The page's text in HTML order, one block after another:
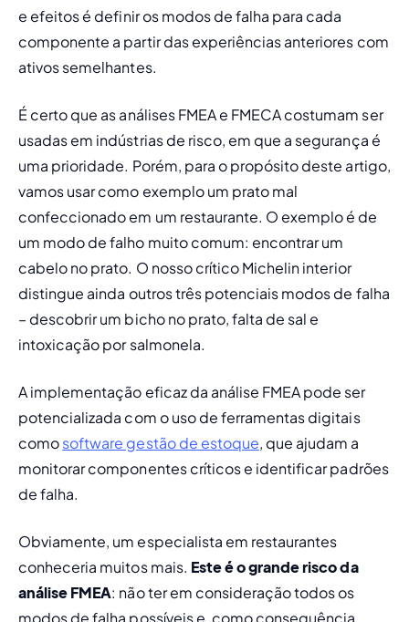
e efeitos é definir os modos de falha para cada
componente a partir das experiências anteriores com
ativos semelhantes.
É certo que as análises FMEA e FMECA costumam ser
usadas em indústrias de risco, em que a segurança é
uma prioridade. Porém, para o propósito deste artigo,
vamos usar como exemplo um prato mal
confeccionado em um restaurante. O exemplo é de
um modo de falho muito comum: encontrar um
cabelo no prato. O nosso crítico Michelin interior
distingue ainda outros três potenciais modos de falha
– descobrir um bicho no prato, falta de sal e
intoxicação por salmonela.
A implementação eficaz da análise FMEA pode ser
potencializada com o uso de ferramentas digitais
como software gestão de estoque, que ajudam a
monitorar componentes críticos e identificar padrões
de falha.
Obviamente, um especialista em restaurantes
conheceria muitos mais. Este é o grande risco da
análise FMEA: não ter em consideração todos os
modos de falha possíveis e, como consequência,